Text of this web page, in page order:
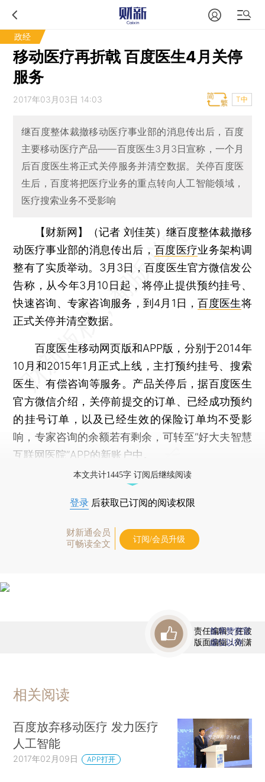
政经
移动医疗再折戟 百度医生4月关停
服务
2017年03月03日 14:03 T中
继百度整体裁撤移动医疗事业部的消息传出后，百度
主要移动医疗产品——百度医生3月3日宣称，一个月
后百度医生将正式关停服务并清空数据。关停百度医
生后，百度将把医疗业务的重点转向人工智能领域，
医疗搜索业务不受影响
【财新网】（记者 刘佳英） 继百度整体裁撤移
动医疗事业部的消息传出后， 百度医疗业务架构调
整有了实质举动。3月3日，百度医生官方微信发公
告称，从今年3月10日起，将停止提供预约挂号、
快速咨询、专家咨询服务，到4月1日，百度医生将
正式关停并清空数据。
百度医生移动网页版和APP版，分别于2014年
10月和2015年1月正式上线，主打预约挂号、搜索
医生、有偿咨询等服务。产品关停后，据百度医生
官方微信介绍，关停前提交的订单、已经成功预约
的挂号订单，以及已经生效的保险订单均不受影
响，专家咨询的余额若有剩余，可转至“好大夫智慧
互联网医院”APP的新账户中。
本文共计1445字 订阅后继续阅读
登录 后获取已订阅的阅读权限
财新通会员
可畅读全文
订阅/会员升级
责任编辑：任波
版面编辑：刘潇
首席赞赏官
虚位以待
相关阅读
百度放弃移动医疗 发力医疗
人工智能
2017年02月09日 APP打开